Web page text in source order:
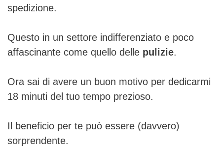
spedizione.
Questo in un settore indifferenziato e poco
affascinante come quello delle pulizie.
Ora sai di avere un buon motivo per dedicarmi
18 minuti del tuo tempo prezioso.
Il beneficio per te può essere (davvero)
sorprendente.